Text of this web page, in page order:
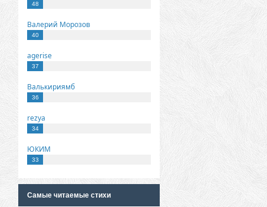
48
Валерий Морозов
40
agerise
37
Валькириямб
36
rezya
34
ЮКИМ
33
Самые читаемые стихи